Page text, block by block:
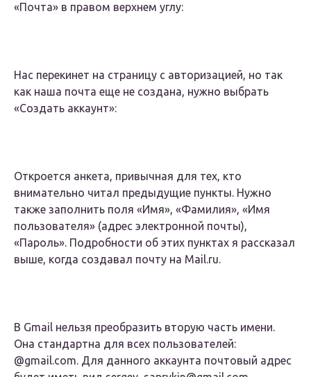
«Почта» в правом верхнем углу:
Нас перекинет на страницу с авторизацией, но так
как наша почта еще не создана, нужно выбрать
«Создать аккаунт»:
Откроется анкета, привычная для тех, кто
внимательно читал предыдущие пункты. Нужно
также заполнить поля «Имя», «Фамилия», «Имя
пользователя» (адрес электронной почты),
«Пароль». Подробности об этих пунктах я рассказал
выше, когда создавал почту на Mail.ru.
В Gmail нельзя преобразить вторую часть имени.
Она стандартна для всех пользователей:
@gmail.com. Для данного аккаунта почтовый адрес